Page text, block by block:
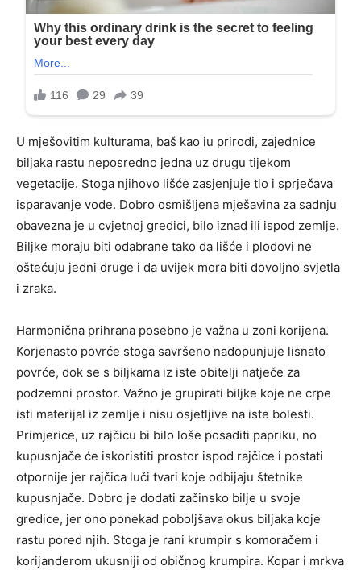
U mješovitim kulturama, baš kao iu prirodi, zajednice
biljaka rastu neposredno jedna uz drugu tijekom
vegetacije. Stoga njihovo lišće zasjenjuje tlo i sprječava
isparavanje vode. Dobro osmišljena mješavina za sadnju
obavezna je u cvjetnoj gredici, bilo iznad ili ispod zemlje.
Biljke moraju biti odabrane tako da lišće i plodovi ne
oštećuju jedni druge i da uvijek mora biti dovoljno svjetla
i zraka.
Harmonična prihrana posebno je važna u zoni korijena.
Korjenasto povrće stoga savršeno nadopunjuje lisnato
povrće, dok se s biljkama iz iste obitelji natječe za
podzemni prostor. Važno je grupirati biljke koje ne crpe
isti materijal iz zemlje i nisu osjetljive na iste bolesti.
Primjerice, uz rajčicu bi bilo loše posaditi papriku, no
kupusnjače će iskoristiti prostor ispod rajčice i postati
otpornije jer rajčica luči tvari koje odbijaju štetnike
kupusnjače. Dobro je dodati začinsko bilje u svoje
gredice, jer ono ponekad poboljšava okus biljaka koje
rastu pored njih. Stoga je rani krumpir s komoračem i
korijanderom ukusniji od običnog krumpira. Kopar i mrkva